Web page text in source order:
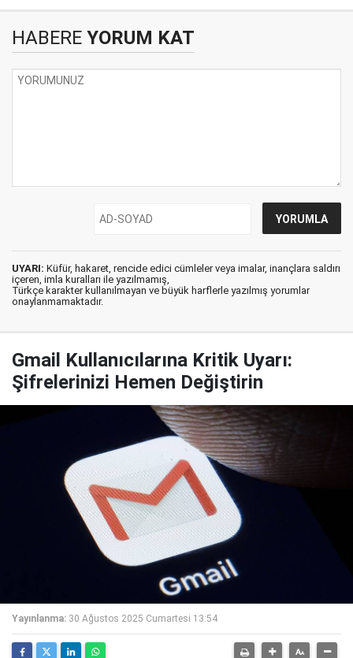
HABERE YORUM KAT
UYARI: Küfür, hakaret, rencide edici cümleler veya imalar, inançlara saldırı
içeren, imla kuralları ile yazılmamış,
Türkçe karakter kullanılmayan ve büyük harflerle yazılmış yorumlar
onaylanmamaktadır.
Gmail Kullanıcılarına Kritik Uyarı:
Şifrelerinizi Hemen Değiştirin
Yayınlanma: 30 Ağustos 2025 Cumartesi 13:54